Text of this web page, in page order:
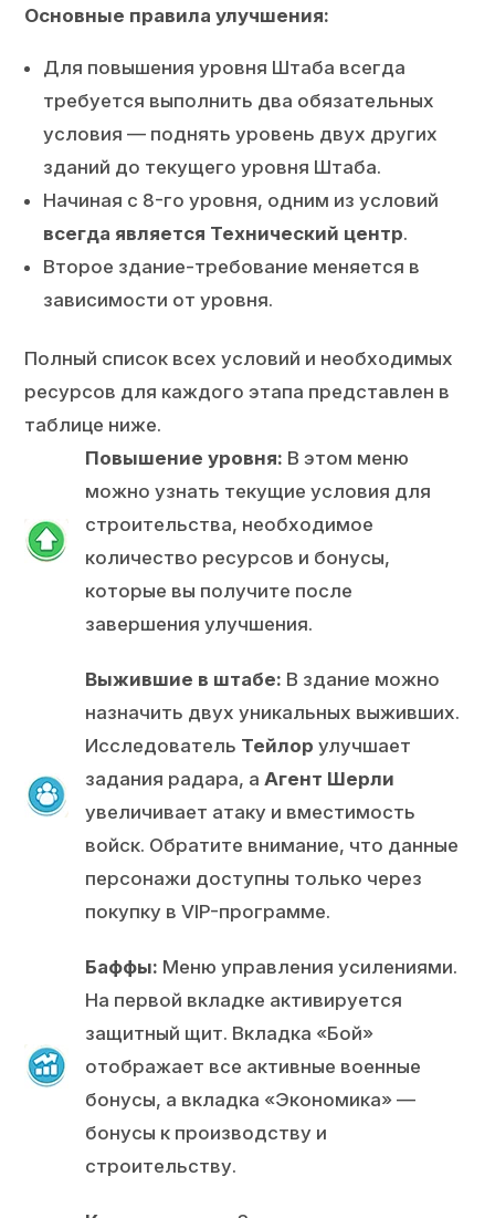
Основные правила улучшения:
Для повышения уровня Штаба всегда
требуется выполнить два обязательных
условия — поднять уровень двух других
зданий до текущего уровня Штаба.
Начиная с 8-го уровня, одним из условий
всегда является Технический центр.
Второе здание-требование меняется в
зависимости от уровня.
Полный список всех условий и необходимых
ресурсов для каждого этапа представлен в
таблице ниже.
Повышение уровня: В этом меню
можно узнать текущие условия для
строительства, необходимое
количество ресурсов и бонусы,
которые вы получите после
завершения улучшения.
Выжившие в штабе: В здание можно
назначить двух уникальных выживших.
Исследователь Тейлор улучшает
задания радара, а Агент Шерли
увеличивает атаку и вместимость
войск. Обратите внимание, что данные
персонажи доступны только через
покупку в VIP-программе.
Баффы: Меню управления усилениями.
На первой вкладке активируется
защитный щит. Вкладка «Бой»
отображает все активные военные
бонусы, а вкладка «Экономика» —
бонусы к производству и
строительству.